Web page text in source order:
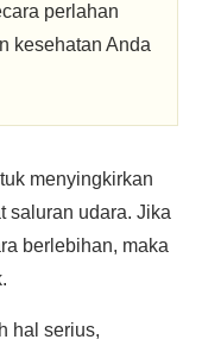
perlahan
kesehatan Anda
menyingkirkan
saluran udara. Jika
berlebihan, maka
hal serius,